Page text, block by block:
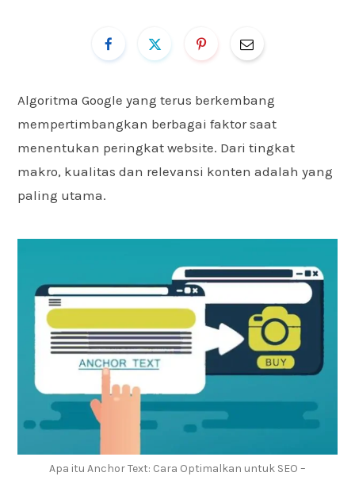
Algoritma Google yang terus berkembang
mempertimbangkan berbagai faktor saat
menentukan peringkat website. Dari tingkat
makro, kualitas dan relevansi konten adalah yang
paling utama.
Apa itu Anchor Text: Cara Optimalkan untuk SEO –